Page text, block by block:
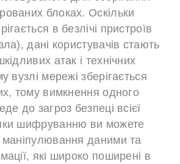
блоках. Оскільки
в безлічі пристроїв
дані користувачів стають
атак і технічних
вузлі мережі зберігається
тому вимкнення одного
до загроз безпеці всієї
шифруванню ви можете
маніпулювання даними та
які широко поширені в